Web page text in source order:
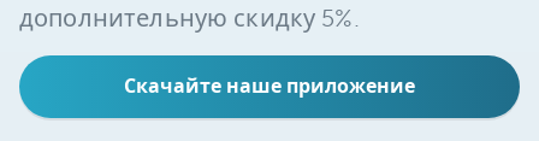
дополнительную скидку 5%.
Скачайте наше приложение